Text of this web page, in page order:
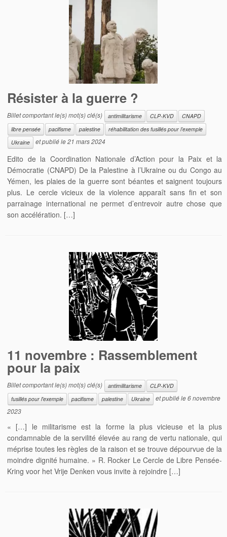
Résister à la guerre ?
Billet comportant le(s) mot(s) clé(s) antimilitarisme CLP-KVD
CNAPD
libre pensée
pacifisme palestine
réhabilitation des fusillés pour l’exemple
Ukraine
et publié le21 mars 2024
Edito de la Coordination Nationale d’Action pour la Paix et la
Démocratie (CNAPD) De la Palestine à l’Ukraine ou du Congo au
Yémen, les plaies de la guerre sont béantes et saignent toujours
plus. Le cercle vicieux de la violence apparaît sans fin et son
parrainage international ne permet d’entrevoir autre chose que
son accélération. […]
11 novembre : Rassemblement
pour la paix
Billet comportant le(s) mot(s) clé(s) antimilitarisme
CLP-KVD
fusillés pour l'exemple
pacifisme palestine Ukraine et publié le6 novembre
2023
« […] le militarisme est la forme la plus vicieuse et la plus
condamnable de la servilité élevée au rang de vertu nationale, qui
méprise toutes les règles de la raison et se trouve dépourvue de la
moindre dignité humaine. » R. Rocker Le Cercle de Libre Pensée-
Kring voor het Vrije Denken vous invite à rejoindre […]